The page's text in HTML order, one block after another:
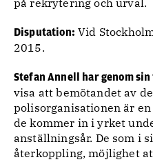
Disputation: Vid
2015.
Stefan Annell har genom
visa att bemötandet av
polisorganisationen är
de kommer in i yrket
anställningsår. De som i
återkoppling, möjlighet